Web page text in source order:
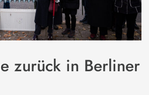
zurück in Berliner